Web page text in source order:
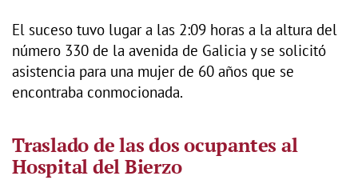
El suceso tuvo lugar a las 2:09 horas a la altura del
número 330 de la avenida de Galicia y se solicitó
asistencia para una mujer de 60 años que se
encontraba conmocionada.
Traslado de las dos ocupantes al
Hospital del Bierzo